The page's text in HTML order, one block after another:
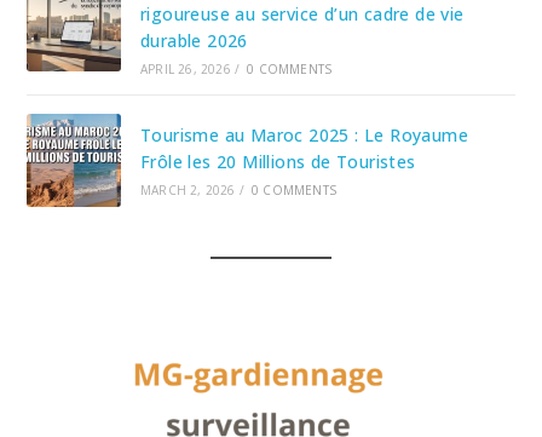
rigoureuse au service d’un cadre de vie
durable 2026
APRIL 26, 2026 / 0 COMMENTS
Tourisme au Maroc 2025 : Le Royaume
Frôle les 20 Millions de Touristes
MARCH 2, 2026 / 0 COMMENTS